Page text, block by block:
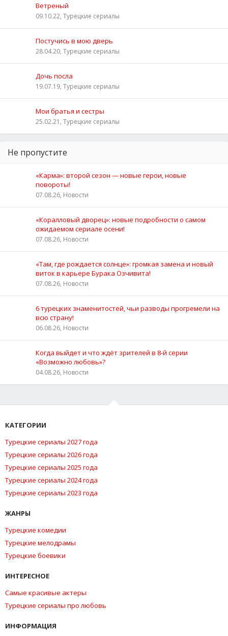
Ветреный
09.10.22, Турецкие сериалы
Постучись в мою дверь
28.04.20, Турецкие сериалы
Дочь посла
19.07.19, Турецкие сериалы
Мои братья и сестры
25.02.21, Турецкие сериалы
Не пропустите
«Карма»: второй сезон — новые герои, новые
повороты!
07.08.26, Новости
«Коралловый дворец»: новые подробности о самом
ожидаемом сериале осени!
07.08.26, Новости
«Там, где рождается солнце»: громкая замена и новый
виток в карьере Бурака Озчивита!
07.08.26, Новости
6 турецких знаменитостей, чьи разводы прогремели на
всю страну!
06.08.26, Новости
Когда выйдет и что ждёт зрителей в 8-й серии
«Возможно любовь»?
04.08.26, Новости
КАТЕГОРИИ
Турецкие сериалы 2027 года
Турецкие сериалы 2026 года
Турецкие сериалы 2025 года
Турецкие сериалы 2024 года
Турецкие сериалы 2023 года
ЖАНРЫ
Турецкие комедии
Турецкие мелодрамы
Турецкие боевики
ИНТЕРЕСНОЕ
Самые красивые актеры
Турецкие сериалы про любовь
ИНФОРМАЦИЯ